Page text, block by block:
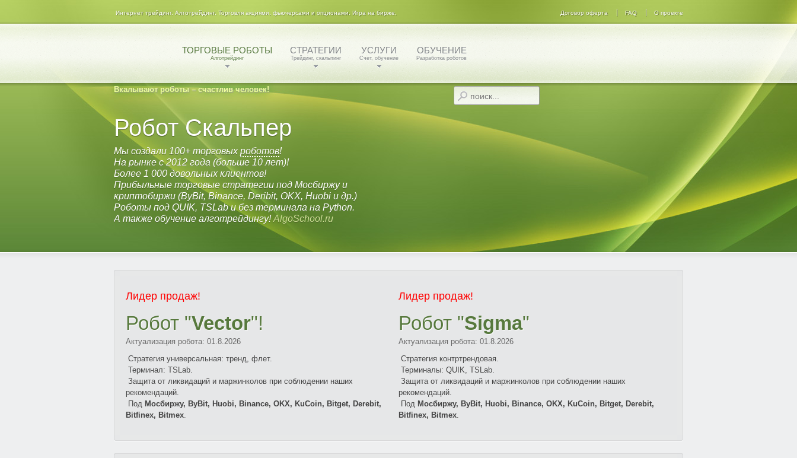
Интернет трейдинг. Алготрейдинг. Торговля акциями, фьючерсами и опционами. Игра на бирже. Договор оферта FAQ О проекте
Вкалывают роботы – счастлив человек!
ТОРГОВЫЕ РОБОТЫ
Алготрейдинг
СТРАТЕГИИ
Трейдинг, скальпинг
УСЛУГИ
Счет, обучение
ОБУЧЕНИЕ
Разработка роботов
Робот Скальпер
Мы создали 100+ торговыхроботов!
На рынке с 2012 года (больше 10 лет)!
Более 1 000 довольных клиентов!
Прибыльные торговые стратегии под Мосбиржу и
криптобиржи (ByBit, Binance, Deribit, OKX, Huobi и др.)
Роботы под QUIK, TSLab и без терминала на Python.
А также обучение алготрейдингу!AlgoSchool.ru
Лидер продаж!
Робот "Vector"!
Актуализация робота: 01.8.2026
Стратегия универсальная: тренд, флет.
Терминал: TSLab.
Защита от ликвидаций и маржинколов при соблюдении наших
рекомендаций.
Под Мосбиржу, ByBit, Huobi, Binance, OKX, KuCoin, Bitget, Derebit,
Bitfinex, Bitmex.
Лидер продаж!
Робот "Sigma"
Актуализация робота: 01.8.2026
Стратегия контртрендовая.
Терминалы: QUIK, TSLab.
Защита от ликвидаций и маржинколов при соблюдении наших
рекомендаций.
Под Мосбиржу, ByBit, Huobi, Binance, OKX, KuCoin, Bitget, Derebit,
Bitfinex, Bitmex.